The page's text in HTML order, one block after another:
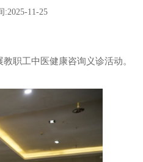
:2025-11-25
教职工中医健康咨询义诊活动。